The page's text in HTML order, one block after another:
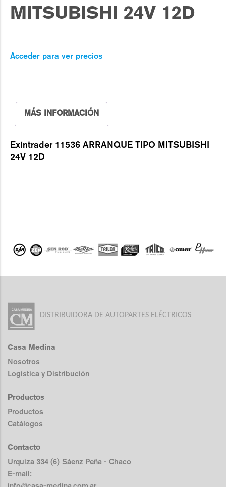
MITSUBISHI 24V 12D
Acceder para ver precios
MÁS INFORMACIÓN
Exintrader 11536 ARRANQUE TIPO MITSUBISHI
24V 12D
DISTRIBUIDORA DE AUTOPARTES ELÉCTRICOS
Casa Medina
Nosotros
Logistica y Distribución
Productos
Productos
Catálogos
Contacto
Urquiza 334 (6) Sáenz Peña - Chaco
E-mail: